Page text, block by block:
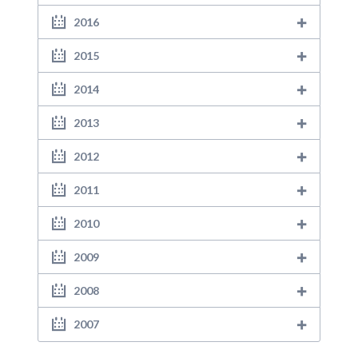
2016
2015
2014
2013
2012
2011
2010
2009
2008
2007